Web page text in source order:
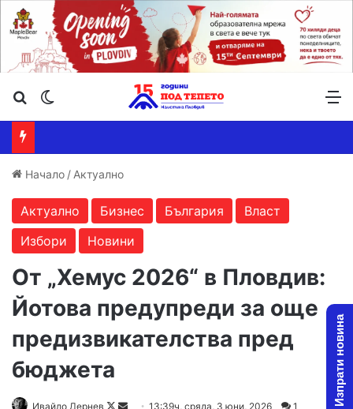
Търсене ...
Начало / Актуално
Актуално Бизнес България
Власт
Избори
Новини
От „Хемус 2026“ в Пловдив:
Йотова предупреди за още
предизвикателства пред
бюджета
Ивайло Дернев
Follow
Send13:39ч, сряда, 3 юни, 2026 1 Изпрати новина